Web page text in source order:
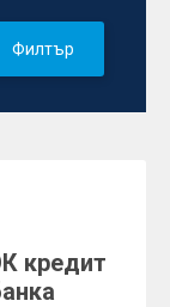
Филтър
кредит